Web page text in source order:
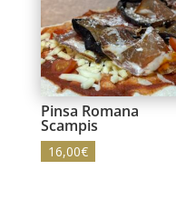
Pinsa Romana
Scampis
16,00€